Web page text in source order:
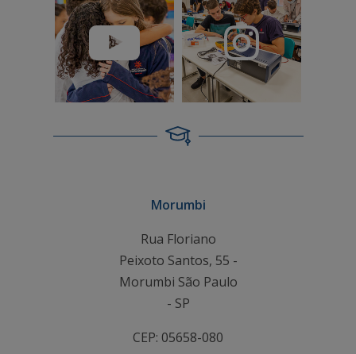
Morumbi
Rua Floriano
Peixoto Santos, 55 -
Morumbi São Paulo
- SP
CEP: 05658-080